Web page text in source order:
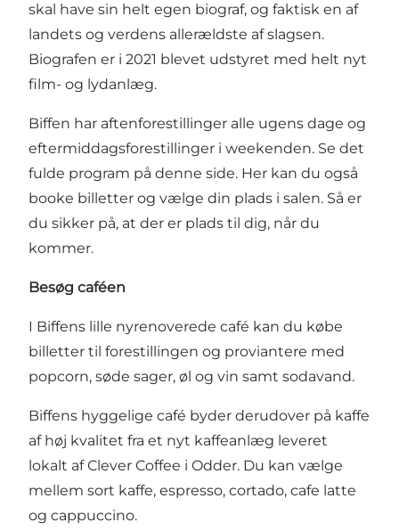
skal have sin helt egen biograf, og faktisk en af
landets og verdens allerældste af slagsen.
Biografen er i 2021 blevet udstyret med helt nyt
film- og lydanlæg.
Biffen har aftenforestillinger alle ugens dage og
eftermiddagsforestillinger i weekenden. Se det
fulde program på denne side. Her kan du også
booke billetter og vælge din plads i salen. Så er
du sikker på, at der er plads til dig, når du
kommer.
Besøg caféen
I Biffens lille nyrenoverede café kan du købe
billetter til forestillingen og proviantere med
popcorn, søde sager, øl og vin samt sodavand.
Biffens hyggelige café byder derudover på kaffe
af høj kvalitet fra et nyt kaffeanlæg leveret
lokalt af Clever Coffee i Odder. Du kan vælge
mellem sort kaffe, espresso, cortado, cafe latte
og cappuccino.